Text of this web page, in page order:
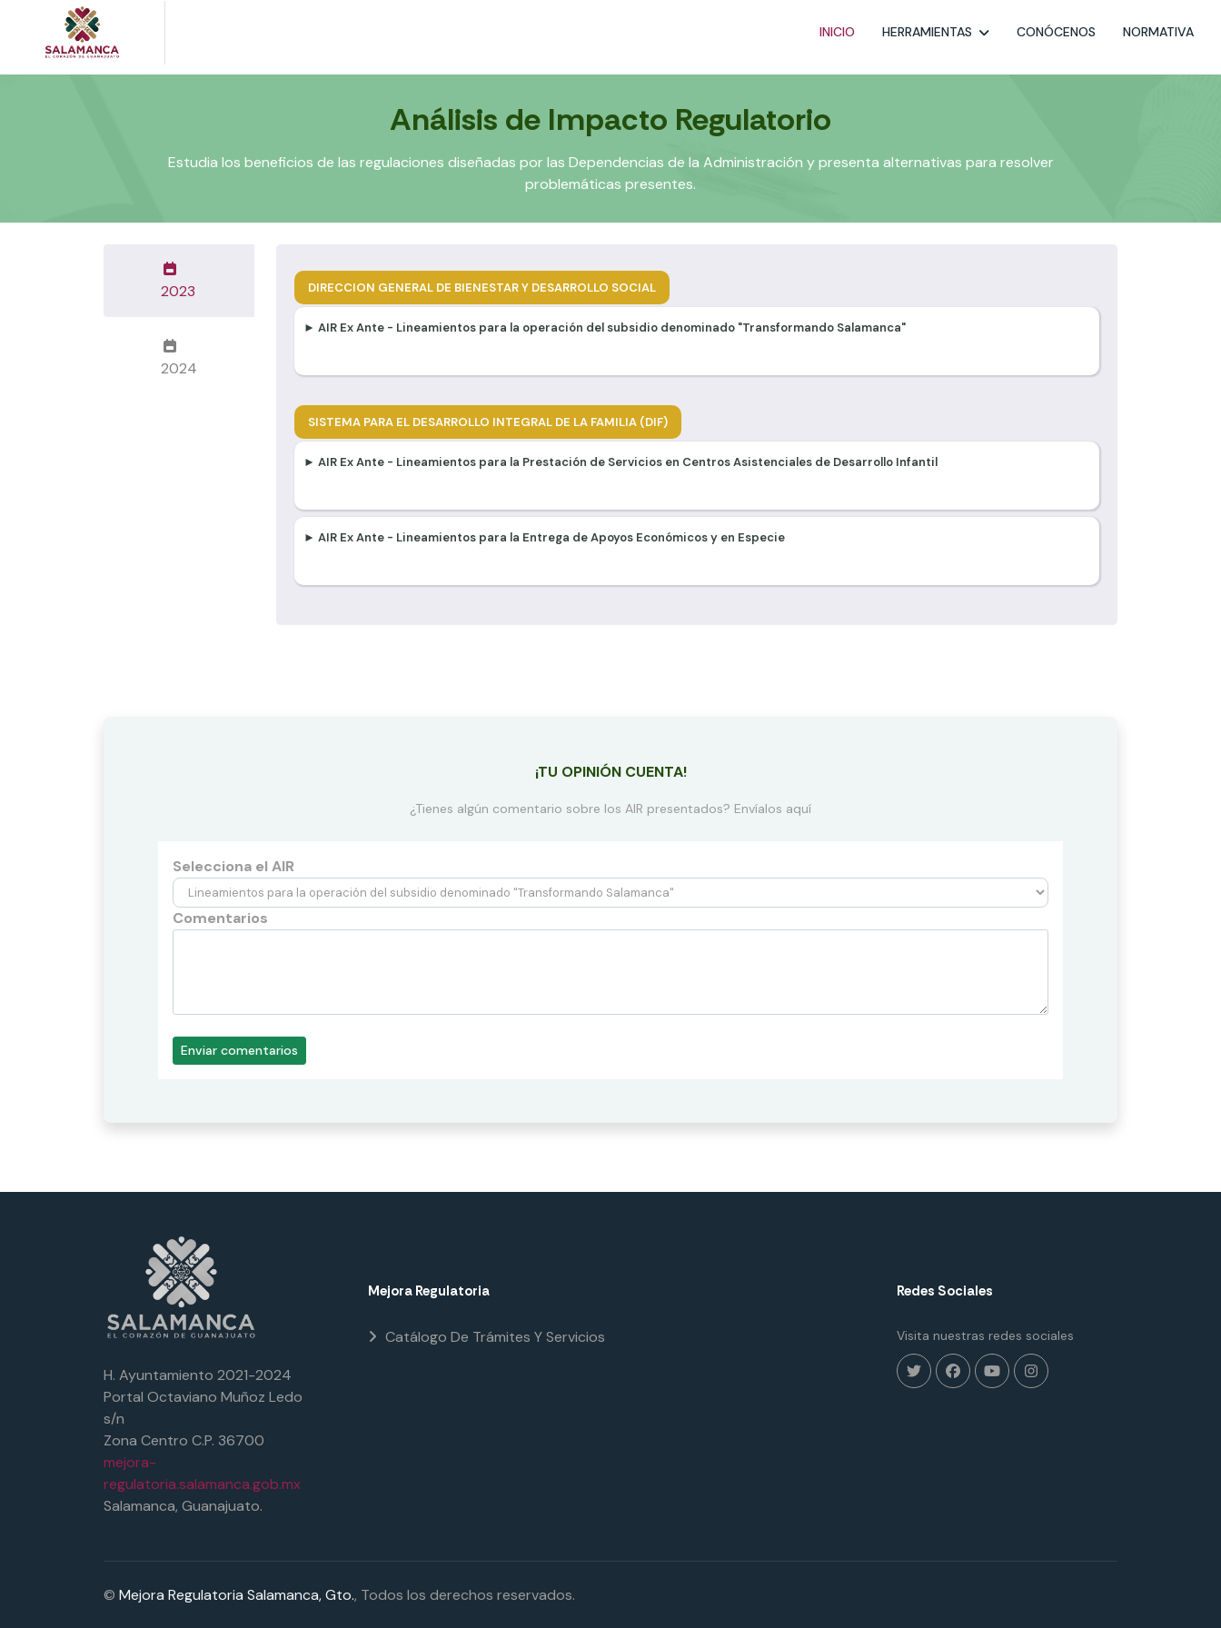
INICIO HERRAMIENTAS CONÓCENOS NORMATIVA
Análisis de Impacto Regulatorio
Estudia los beneficios de las regulaciones diseñadas por las Dependencias de la Administración y presenta alternativas para resolver
problemáticas presentes.
2023
2024
DIRECCION GENERAL DE BIENESTAR Y DESARROLLO SOCIAL
► AIR Ex Ante - Lineamientos para la operación del subsidio denominado "Transformando Salamanca"
SISTEMA PARA EL DESARROLLO INTEGRAL DE LA FAMILIA (DIF)
► AIR Ex Ante - Lineamientos para la Prestación de Servicios en Centros Asistenciales de Desarrollo Infantil
► AIR Ex Ante - Lineamientos para la Entrega de Apoyos Económicos y en Especie
¡TU OPINIÓN CUENTA!
¿Tienes algún comentario sobre los AIR presentados? Envíalos aquí
Selecciona el AIR
Comentarios
Enviar comentarios
H. Ayuntamiento 2021-2024
Portal Octaviano Muñoz Ledo
s/n
Zona Centro C.P. 36700
mejora-
regulatoria.salamanca.gob.mx
Salamanca, Guanajuato.
Mejora Regulatoria
Catálogo De Trámites Y Servicios
Redes Sociales
Visita nuestras redes sociales
© Mejora Regulatoria Salamanca, Gto., Todos los derechos reservados.